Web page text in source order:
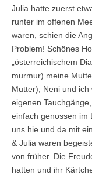
Julia hatte zuerst
runter im offenen
waren, schien die
Problem! Schönes
„österreichischem
murmur) meine
Mutter), Neni und
eigenen
einfach genossen im
uns hie und da mit
& Julia waren
von früher. Die
hatten und ihr